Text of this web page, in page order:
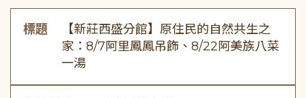
標題
【新莊西盛分館】原住民的自然共生之
家：8/7阿里鳳鳳吊飾、8/22阿美族八菜
一湯